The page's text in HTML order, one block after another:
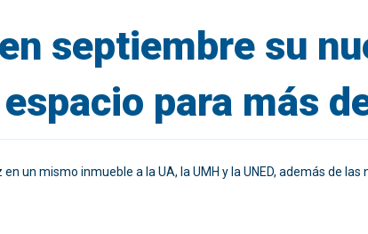
septiembre su
para más
un mismo inmueble a la UA, la UMH y la UNED, además de las